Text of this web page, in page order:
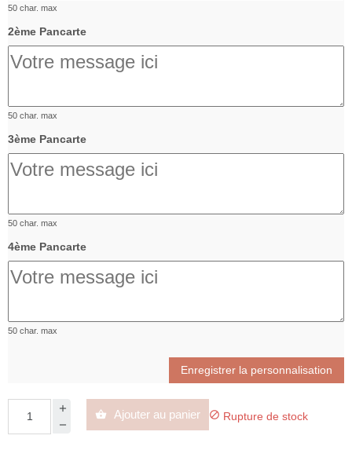
50 char. max
2ème Pancarte
50 char. max
3ème Pancarte
50 char. max
4ème Pancarte
50 char. max
Enregistrer la personnalisation
 Ajouter au panier  Rupture de stock